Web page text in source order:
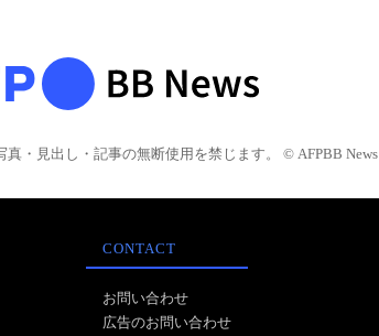
真・見出し・記事の無断使用を禁じます。 © AFPBB News
CONTACT
お問い合わせ
広告のお問い合わせ